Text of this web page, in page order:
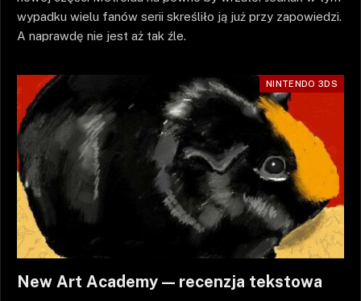
wypadku wielu fanów serii skreśliło ją już przy zapowiedzi.
A naprawdę nie jest aż tak źle.
NINTENDO 3DS
New Art Academy — recenzja tekstowa